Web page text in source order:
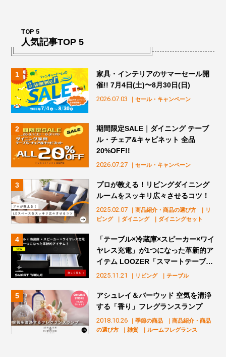
TOP 5
人気記事TOP 5
2026.07.03 ｜セール・キャンペーン
家具・インテリアのサマーセール開
催!! 7月4日(土)〜8月30日(日)
2026.07.27 ｜セール・キャンペーン
期間限定SALE｜ダイニング テーブ
ル・チェア&キャビネット 全品
20%OFF!!
2025.02.07 ｜商品紹介・商品の選び方
｜リ
ビング
｜ダイニング ｜ダイニングセット
プロが教える！リビングダイニング
ルームをスッキリ広々させるコツ！
2025.11.21 ｜リビング ｜テーブル
「テーブル×冷蔵庫×スピーカー×ワイ
ヤレス充電」が1つになった革新的ア
イテム LOOZER「スマートテーブ
ル」販売スタート！
2018.10.26 ｜季節の商品
｜商品紹介・商品
の選び方
｜雑貨 ｜ルームフレグランス
アシュレイ＆バーウッド 空気を清浄
する「香り」フレグランスランプ